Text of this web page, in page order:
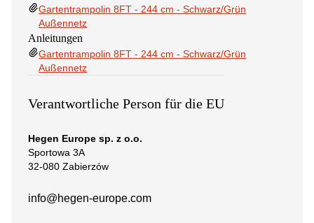
Gartentrampolin 8FT - 244 cm - Schwarz/Grün
Außennetz
Anleitungen
Gartentrampolin 8FT - 244 cm - Schwarz/Grün
Außennetz
Verantwortliche Person für die EU
Hegen Europe sp. z o.o.
Sportowa 3A
32-080 Zabierzów
info@hegen-europe.com